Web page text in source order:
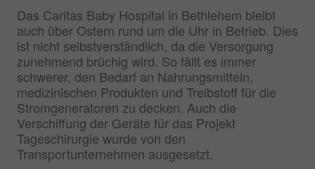
Das Caritas Baby Hospital in Bethlehem bleibt
auch über Ostern rund um die Uhr in Betrieb. Dies
ist nicht selbstverständlich, da die Versorgung
zunehmend brüchig wird. So fällt es immer
schwerer, den Bedarf an Nahrungsmitteln,
medizinischen Produkten und Treibstoff für die
Stromgeneratoren zu decken. Auch die
Verschiffung der Geräte für das Projekt
Tageschirurgie wurde von den
Transportunternehmen ausgesetzt.